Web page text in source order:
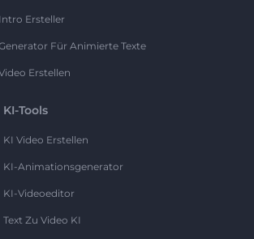
Intro Ersteller
Für Animierte Texte
Erstellen
KI-Tools
KI Video Erstellen
KI-Animationsgenerator
KI-Videoeditor
Text Zu Video KI